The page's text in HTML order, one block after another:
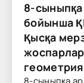
8-сыныпқа
бойынша
Қысқа